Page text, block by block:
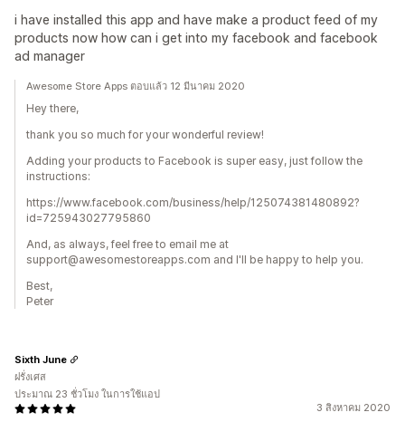
i have installed this app and have make a product feed of my
products now how can i get into my facebook and facebook
ad manager
Awesome Store Apps ตอบแล้ว 12 มีนาคม 2020
Hey there,
thank you so much for your wonderful review!
Adding your products to Facebook is super easy, just follow the
instructions:
https://www.facebook.com/business/help/125074381480892?
id=725943027795860
And, as always, feel free to email me at
support@awesomestoreapps.com and I'll be happy to help you.
Best,
Peter
3 สิงหาคม 2020
Sixth June
ฝรั่งเศส
ประมาณ 23 ชั่วโมง ในการใช้แอป